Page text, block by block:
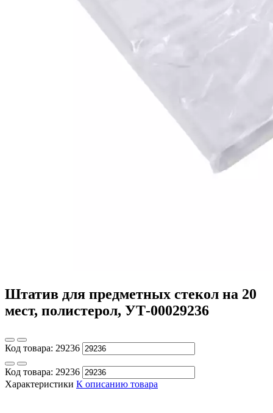
Штатив для предметных стекол на 20
мест, полистерол, УТ-00029236
Код товара: 29236
Код товара: 29236
Характеристики К описанию товара